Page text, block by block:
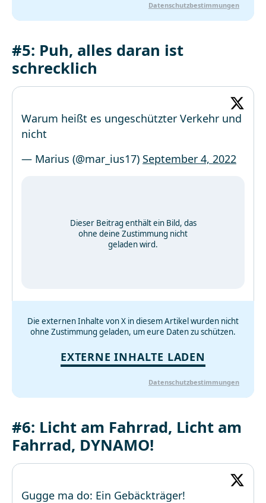
Datenschutzbestimmungen
#5: Puh, alles daran ist
schrecklich
Warum heißt es ungeschützter Verkehr und
nicht
— Marius (@mar_ius17) September 4, 2022
Dieser Beitrag enthält ein Bild, das
ohne deine Zustimmung nicht
geladen wird.
Die externen Inhalte von X in diesem Artikel wurden nicht
ohne Zustimmung geladen, um eure Daten zu schützen.
EXTERNE INHALTE LADEN
Datenschutzbestimmungen
#6: Licht am Fahrrad, Licht am
Fahrrad, DYNAMO!
Gugge ma do: Ein Gebäckträger!